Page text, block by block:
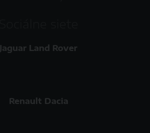
Jaguar Land Rover
Renault Dacia